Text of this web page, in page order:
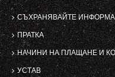
СЪХРАНЯВАЙТЕ
ПРАТКА
НАЧИНИ НА ПЛАЩАНЕ И
УСТАВ